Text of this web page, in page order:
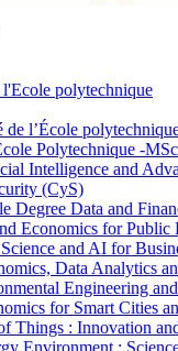
polytechnique
l’École
Polytechnique -
Intelligence and
(CyS)
Degree Data and
Economics for Public
and AI for
Data Analytics
Engineering
for Smart Cities
Things : Innovation
Environment :